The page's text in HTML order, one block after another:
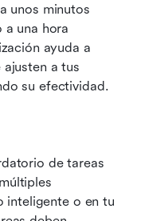
unos minutos
a una hora
ayuda a
a tus
su efectividad.
de tareas
inteligente o en tu